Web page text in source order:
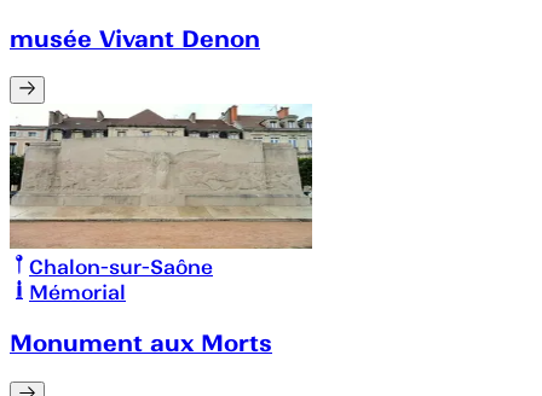
musée Vivant Denon
Chalon-sur-Saône
Mémorial
Monument aux Morts